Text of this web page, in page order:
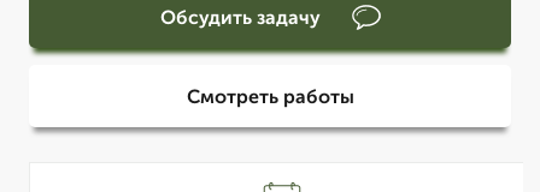
Обсудить задачу
Смотреть работы